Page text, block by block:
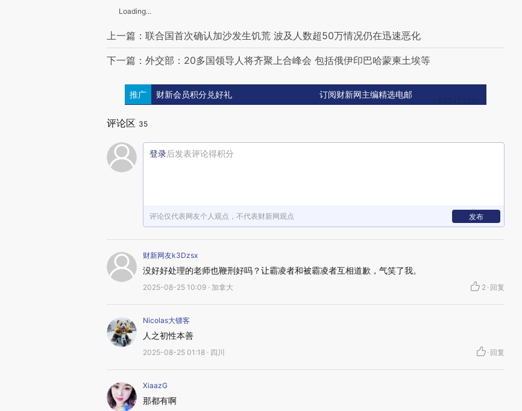
Loading...
上一篇：联合国首次确认加沙发生饥荒 波及人数超50万情况仍在迅速恶化
下一篇：外交部：20多国领导人将齐聚上合峰会 包括俄伊印巴哈蒙柬土埃等
推广 财新会员积分兑好礼 订阅财新网主编精选电邮
评论区 35
登录后发表评论得积分
评论仅代表网友个人观点，不代表财新网观点 发布
财新网友k3Dzsx
没好好处理的老师也鞭刑好吗？让霸凌者和被霸凌者互相道歉，气笑了我。
2025-08-25 10:09 · 加拿大 2 · 回复
Nicolas大镖客
人之初性本善
2025-08-25 01:18 · 四川 · 回复
XiaazG
那都有啊